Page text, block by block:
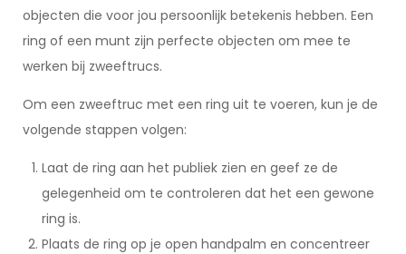
objecten die voor jou persoonlijk betekenis hebben. Een
ring of een munt zijn perfecte objecten om mee te
werken bij zweeftrucs.
Om een zweeftruc met een ring uit te voeren, kun je de
volgende stappen volgen:
Laat de ring aan het publiek zien en geef ze de
gelegenheid om te controleren dat het een gewone
ring is.
Plaats de ring op je open handpalm en concentreer